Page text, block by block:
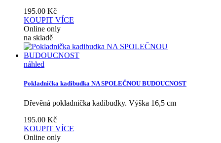
195.00 Kč
KOUPIT VÍCE
Online only
na skladě
náhled
Pokladnička kadibudka NA SPOLEČNOU BUDOUCNOST
Dřevěná pokladnička kadibudky. Výška 16,5 cm
195.00 Kč
KOUPIT VÍCE
Online only